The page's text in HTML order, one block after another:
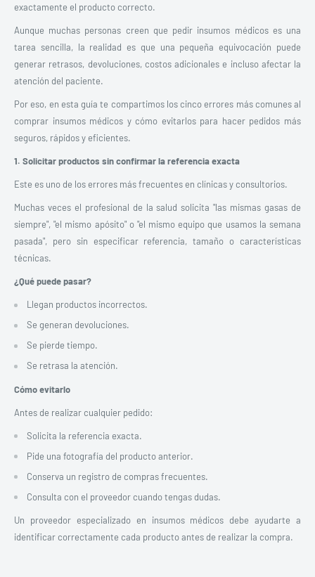
exactamente el producto correcto.
Aunque muchas personas creen que pedir insumos médicos es una
tarea sencilla, la realidad es que una pequeña equivocación puede
generar retrasos, devoluciones, costos adicionales e incluso afectar la
atención del paciente.
Por eso, en esta guía te compartimos los cinco errores más comunes al
comprar insumos médicos y cómo evitarlos para hacer pedidos más
seguros, rápidos y eficientes.
1. Solicitar productos sin confirmar la referencia exacta
Este es uno de los errores más frecuentes en clínicas y consultorios.
Muchas veces el profesional de la salud solicita "las mismas gasas de
siempre", "el mismo apósito" o "el mismo equipo que usamos la semana
pasada", pero sin especificar referencia, tamaño o características
técnicas.
¿Qué puede pasar?
Llegan productos incorrectos.
Se generan devoluciones.
Se pierde tiempo.
Se retrasa la atención.
Cómo evitarlo
Antes de realizar cualquier pedido:
Solicita la referencia exacta.
Pide una fotografía del producto anterior.
Conserva un registro de compras frecuentes.
Consulta con el proveedor cuando tengas dudas.
Un proveedor especializado en insumos médicos debe ayudarte a
identificar correctamente cada producto antes de realizar la compra.